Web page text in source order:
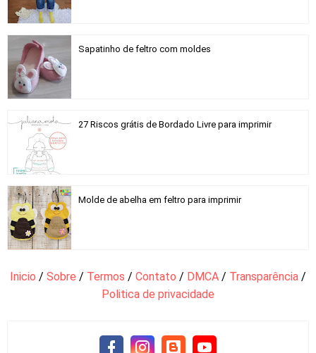
Sapatinho de feltro com moldes
27 Riscos grátis de Bordado Livre para imprimir
Molde de abelha em feltro para imprimir
Inicio / Sobre / Termos / Contato / DMCA / Transparência /
Politica de privacidade